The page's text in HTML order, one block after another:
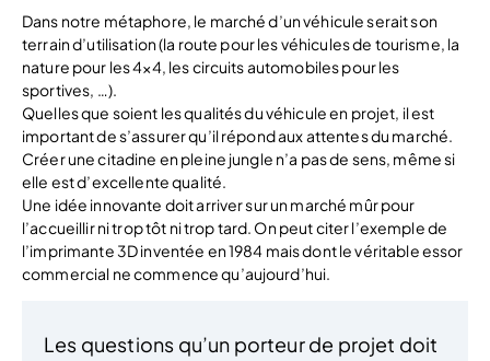
Dans notre métaphore, le marché d’un véhicule serait son
terrain d’utilisation (la route pour les véhicules de tourisme, la
nature pour les 4×4, les circuits automobiles pour les
sportives, …).
Quelles que soient les qualités du véhicule en projet, il est
important de s’assurer qu’il répond aux attentes du marché.
Créer une citadine en pleine jungle n’a pas de sens, même si
elle est d’excellente qualité.
Une idée innovante doit arriver sur un marché mûr pour
l’accueillir ni trop tôt ni trop tard. On peut citer l’exemple de
l’imprimante 3D inventée en 1984 mais dont le véritable essor
commercial ne commence qu’aujourd’hui.
Les questions qu’un porteur de projet doit